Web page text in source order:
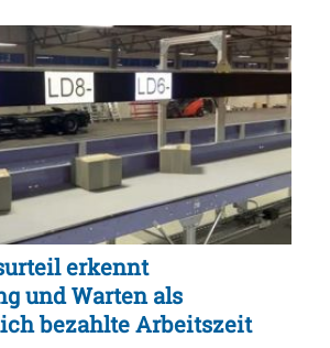
erkennt
und Warten als
bezahlte Arbeitszeit